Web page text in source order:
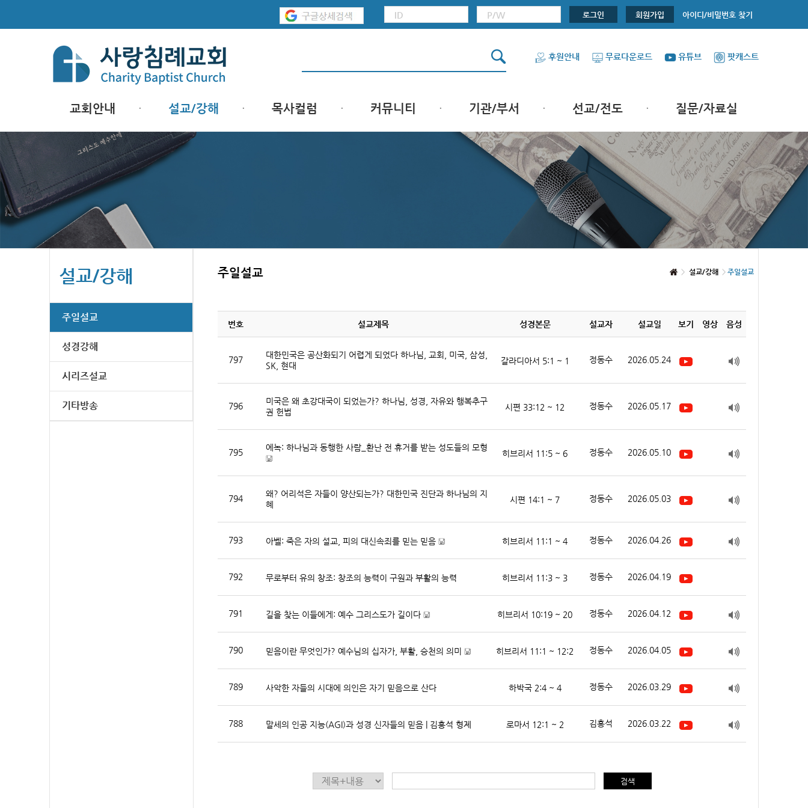
로그인 회원가입 아이디/비밀번호 찾기
후원안내 무료다운로드 유튜브 팟캐스트
교회안내 설교/강해 목사컬럼 커뮤니티 기관/부서 선교/전도 질문/자료실
설교/강해
주일설교
성경강해
시리즈설교
기타방송
주일설교 설교/강해 주일설교
번호 설교제목 성경본문 설교자 설교일 보기 영상 음성
797
대한민국은 공산화되기 어렵게 되었다 하나님, 교회, 미국, 삼성,
SK, 현대
갈라디아서 5:1 ~ 1 정동수 2026.05.24
796
미국은 왜 초강대국이 되었는가? 하나님, 성경, 자유와 행복추구
권 헌법
시편 33:12 ~ 12 정동수 2026.05.17
795 에녹: 하나님과 동행한 사람_환난 전 휴거를 받는 성도들의 모형
[
일
자
히브리서 11:5 ~ 6 정동수 2026.05.10
794
왜? 어리석은 자들이 양산되는가? 대한민국 진단과 하나님의 지
혜
시편 14:1 ~ 7 정동수 2026.05.03
793
아벨: 죽은 자의 설교, 피의 대신속죄를 믿는 믿음
[
일
히브리서 11:1 ~ 4 정동수 2026.04.26
792 무로부터 유의 창조: 창조의 능력이 구원과 부활의 능력 히브리서 11:3 ~ 3 정동수 2026.04.19
791
길을 찾는 이들에게: 예수 그리스도가 길이다
[
일
]
히브리서 10:19 ~ 20 정동수 2026.04.12
790
믿음이란 무엇인가? 예수님의 십자가, 부활, 승천의 의미
[
]
히브리서 11:1 ~ 12:2 정동수 2026.04.05
789 사악한 자들의 시대에 의인은 자기 믿음으로 산다 하박국 2:4 ~ 4 정동수 2026.03.29
788 말세의 인공 지능(AGI)과 성경 신자들의 믿음 | 김홍석 형제 로마서 12:1 ~ 2 김홍석 2026.03.22
검색